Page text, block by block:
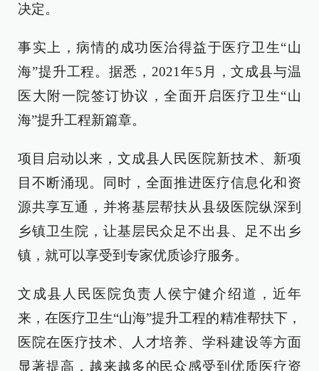
决定。
事实上，病情的成功医治得益于医疗卫生“山
海”提升工程。据悉，2021年5月，文成县与温
医大附一院签订协议，全面开启医疗卫生“山
海”提升工程新篇章。
项目启动以来，文成县人民医院新技术、新项
目不断涌现。同时，全面推进医疗信息化和资
源共享互通，并将基层帮扶从县级医院纵深到
乡镇卫生院，让基层民众足不出县、足不出乡
镇，就可以享受到专家优质诊疗服务。
文成县人民医院负责人侯宁健介绍道，近年
来，在医疗卫生“山海”提升工程的精准帮扶下，
医院在医疗技术、人才培养、学科建设等方面
显著提高，越来越多的民众感受到优质医疗资